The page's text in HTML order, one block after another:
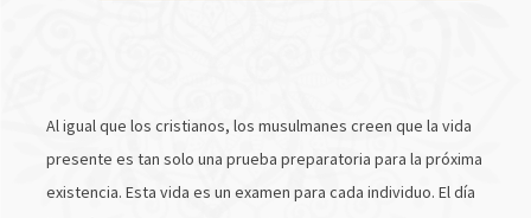
Al igual que los cristianos, los musulmanes creen que la vida
presente es tan solo una prueba preparatoria para la próxima
existencia. Esta vida es un examen para cada individuo. El día